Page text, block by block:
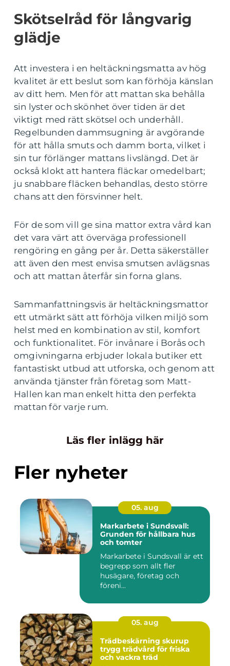
Skötselråd för långvarig
glädje
Att investera i en heltäckningsmatta av hög
kvalitet är ett beslut som kan förhöja känslan
av ditt hem. Men för att mattan ska behålla
sin lyster och skönhet över tiden är det
viktigt med rätt skötsel och underhåll.
Regelbunden dammsugning är avgörande
för att hålla smuts och damm borta, vilket i
sin tur förlänger mattans livslängd. Det är
också klokt att hantera fläckar omedelbart;
ju snabbare fläcken behandlas, desto större
chans att den försvinner helt.
För de som vill ge sina mattor extra vård kan
det vara värt att överväga professionell
rengöring en gång per år. Detta säkerställer
att även den mest envisa smutsen avlägsnas
och att mattan återfår sin forna glans.
Sammanfattningsvis är heltäckningsmattor
ett utmärkt sätt att förhöja vilken miljö som
helst med en kombination av stil, komfort
och funktionalitet. För invånare i Borås och
omgivningarna erbjuder lokala butiker ett
fantastiskt utbud att utforska, och genom att
använda tjänster från företag som Matt-
Hallen kan man enkelt hitta den perfekta
mattan för varje rum.
Läs fler inlägg här
Fler nyheter
05. aug
Markarbete i Sundsvall:
Grunden för hållbara hus
och tomter
Markarbete i Sundsvall är ett
begrepp som allt fler
husägare, företag och
föreni...
05. aug
Trädbeskärning skurup
trygg trädvård för friska
och vackra träd